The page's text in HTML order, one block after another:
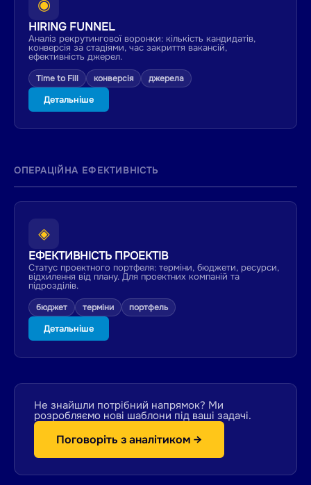
◉
HIRING FUNNEL
Аналіз рекрутингової воронки: кількість кандидатів,
конверсія за стадіями, час закриття вакансій,
ефективність джерел.
Time to Fill конверсія джерела
Детальніше
ОПЕРАЦІЙНА ЕФЕКТИВНІСТЬ
◈
ЕФЕКТИВНІСТЬ ПРОЕКТІВ
Статус проектного портфеля: терміни, бюджети, ресурси,
відхилення від плану. Для проектних компаній та
підрозділів.
бюджет терміни портфель
Детальніше
Не знайшли потрібний напрямок? Ми
розробляємо нові шаблони під ваші задачі.
Поговоріть з аналітиком →